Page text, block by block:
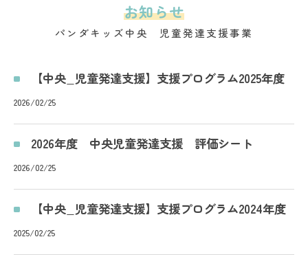
お知らせ
パンダキッズ中央 児童発達支援事業
【中央_児童発達支援】支援プログラム2025年度
2026/02/25
2026年度 中央児童発達支援 評価シート
2026/02/25
【中央_児童発達支援】支援プログラム2024年度
2025/02/25